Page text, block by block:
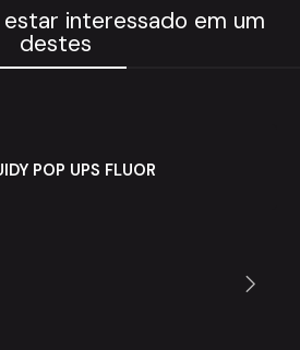
interessado em um
destes
POP UPS FLUOR